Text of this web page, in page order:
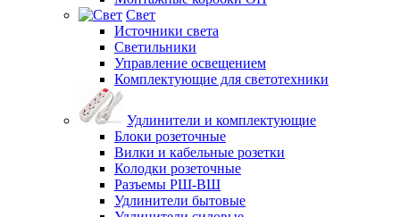
Свет
Источники света
Светильники
Управление освещением
Комплектующие для светотехники
Удлинители и комплектующие
Блоки розеточные
Вилки и кабельные розетки
Колодки розеточные
Разъемы РШ-ВШ
Удлинители бытовые